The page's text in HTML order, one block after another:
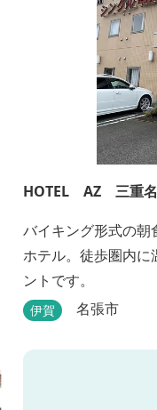
HOTEL AZ 三重
バイキング形式の朝
ホテル。徒歩圏内に
ントです。
伊賀 名張市